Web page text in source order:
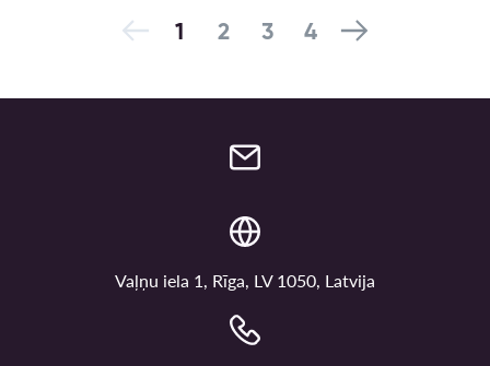
1 2 3 4
Vaļņu iela 1, Rīga, LV 1050, Latvija